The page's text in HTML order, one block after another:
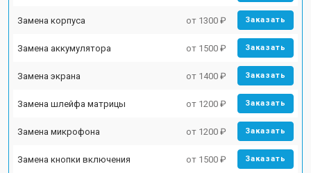
Замена корпуса от 1300 ₽ Заказать
Замена аккумулятора от 1500 ₽ Заказать
Замена экрана от 1400 ₽ Заказать
Замена шлейфа матрицы от 1200 ₽ Заказать
Замена микрофона от 1200 ₽ Заказать
Замена кнопки включения от 1500 ₽ Заказать